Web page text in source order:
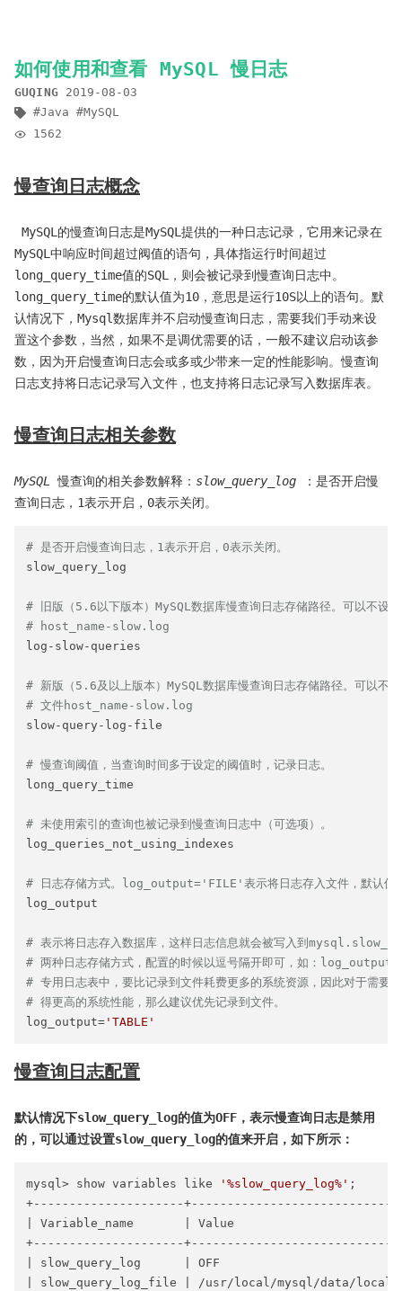
如何使用和查看 MySQL 慢日志
GUQING
2019-08-03
Java
MySQL
1562
慢查询日志概念
​ MySQL的慢查询日志是MySQL提供的一种日志记录，它用来记录在
MySQL中响应时间超过阀值的语句，具体指运行时间超过
long_query_time值的SQL，则会被记录到慢查询日志中。
long_query_time的默认值为10，意思是运行10S以上的语句。默
认情况下，Mysql数据库并不启动慢查询日志，需要我们手动来设
置这个参数，当然，如果不是调优需要的话，一般不建议启动该参
数，因为开启慢查询日志会或多或少带来一定的性能影响。慢查询
日志支持将日志记录写入文件，也支持将日志记录写入数据库表。
慢查询日志相关参数
MySQL 慢查询的相关参数解释： slow_query_log ：是否开启慢
查询日志，1表示开启，0表示关闭。
# 是否开启慢查询日志，1表示开启，0表示关闭。
slow_query_log
# 旧版（5.6以下版本）MySQL数据库慢查询日志存储路径。可以不设
# host_name-slow.log
log-slow-queries
# 新版（5.6及以上版本）MySQL数据库慢查询日志存储路径。可以不
# 文件host_name-slow.log
slow-query-log-file
# 慢查询阈值，当查询时间多于设定的阈值时，记录日志。
long_query_time
# 未使用索引的查询也被记录到慢查询日志中（可选项）。
log_queries_not_using_indexes
# 日志存储方式。log_output='FILE'表示将日志存入文件，默认
log_output
# 表示将日志存入数据库，这样日志信息就会被写入到
# 两种日志存储方式，配置的时候以逗号隔开即可，如：
# 专用日志表中，要比记录到文件耗费更多的系统资源，因此对于需要
# 得更高的系统性能，那么建议优先记录到文件。
log_output= 'TABLE'
慢查询日志配置
默认情况下slow_query_log的值为OFF，表示慢查询日志是禁用
的，可以通过设置slow_query_log的值来开启，如下所示：
mysql> show variables like '%slow_query_log%' ;
+---------------------
| Variable_name       | Value
+---------------------
| slow_query_log      | OFF
| slow_query_log_file | /usr/local/mysql/data/